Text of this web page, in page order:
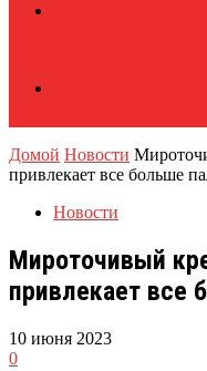
Домой Новости
привлекает все больше
Новости
Мироточивый
привлекает все
10 июня 2023
0